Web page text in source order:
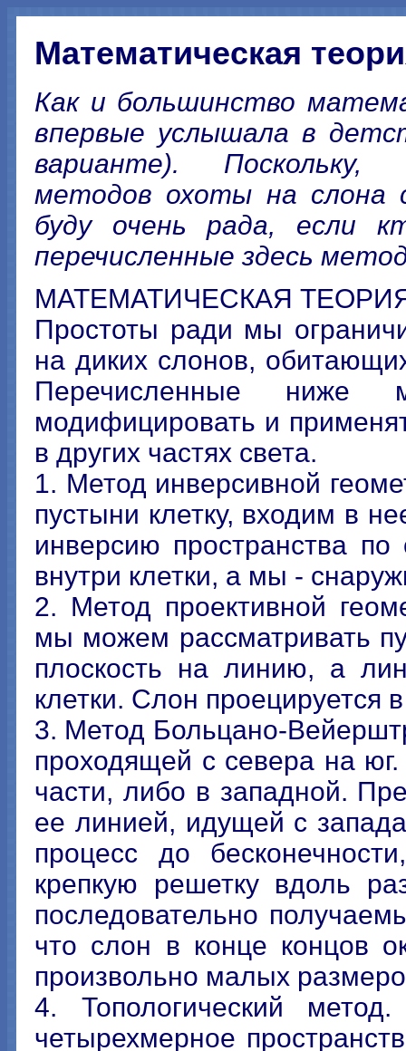
Математическая
Как и большинство
впервые услышала в
варианте). Поскольку,
методов охоты на слона
буду очень рада, если
перечисленные здесь
МАТЕМАТИЧЕСКАЯ
Простоты ради мы
на диких слонов,
Перечисленные ниже
модифицировать и
в других частях света.
1. Метод инверсивной
пустыни клетку, входим в
инверсию пространства
внутри клетки, а мы -
2. Метод проективной
мы можем рассматривать
плоскость на линию, а
клетки. Слон проецируется
3. Метод Больцано-
проходящей с севера на
части, либо в западной.
ее линией, идущей с
процесс до
крепкую решетку вдоль
последовательно
что слон в конце концов
произвольно малых
4. Топологический
четырехмерное